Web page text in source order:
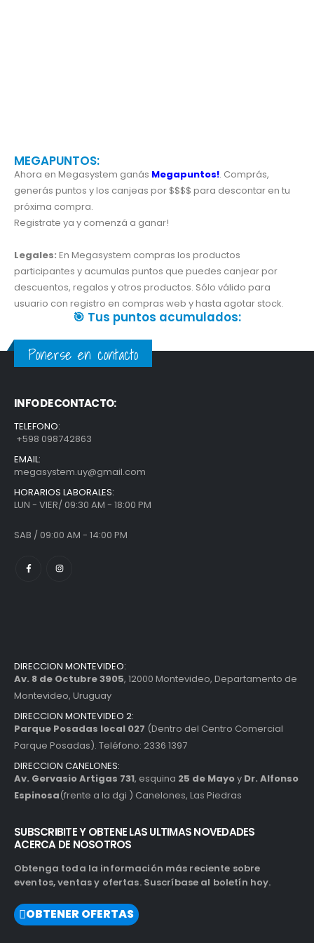
MEGAPUNTOS:
Ahora en Megasystem ganás Megapuntos!. Comprás,
generás puntos y los canjeas por $$$$ para descontar en tu
próxima compra.
Registrate ya y comenzá a ganar!
Legales: En Megasystem compras los productos
participantes y acumulas puntos que puedes canjear por
descuentos, regalos y otros productos. Sólo válido para
usuario con registro en compras web y hasta agotar stock.
🎯 Tus puntos acumulados:
Ponerse en contacto
INFO DE CONTACTO:
TELEFONO:
+598 098742863
EMAIL:
megasystem.uy@gmail.com
HORARIOS LABORALES:
LUN - VIER/ 09:30 AM - 18:00 PM
SAB / 09:00 AM - 14:00 PM
DIRECCION MONTEVIDEO:
Av. 8 de Octubre 3905, 12000 Montevideo, Departamento de
Montevideo, Uruguay
DIRECCION MONTEVIDEO 2:
Parque Posadas local 027 (Dentro del Centro Comercial
Parque Posadas). Teléfono: 2336 1397
DIRECCION CANELONES:
Av. Gervasio Artigas 731, esquina 25 de Mayoy Dr. Alfonso
Espinosa(frente a la dgi ) Canelones, Las Piedras
SUBSCRIBITE Y OBTENE LAS ULTIMAS NOVEDADES
ACERCA DE NOSOTROS
Obtenga toda la información más reciente sobre
eventos, ventas y ofertas. Suscríbase al boletín hoy.
OBTENER OFERTAS